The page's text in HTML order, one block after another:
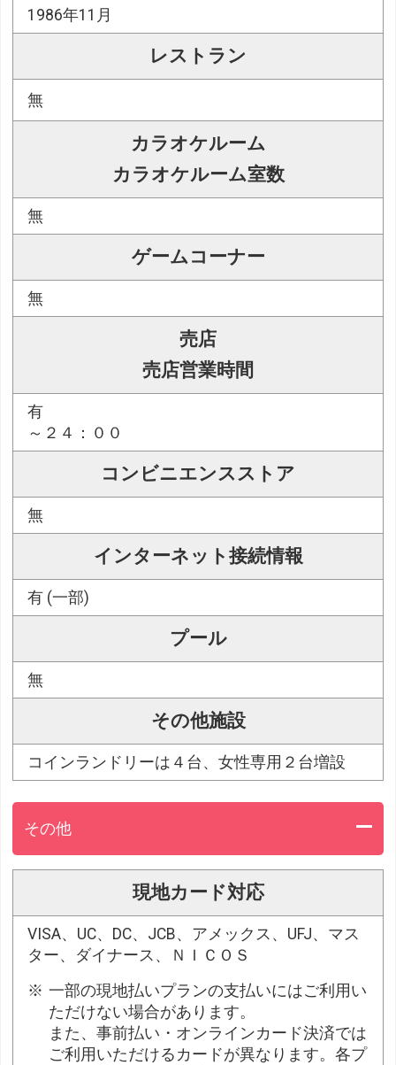
1986年11月
レストラン
無
カラオケルーム
カラオケルーム室数
無
ゲームコーナー
無
売店
売店営業時間
有
～２４：００
コンビニエンスストア
無
インターネット接続情報
有 (一部)
プール
無
その他施設
コインランドリーは４台、女性専用２台増設
その他
現地カード対応
VISA、UC、DC、JCB、アメックス、UFJ、マス
ター、ダイナース、ＮＩＣＯＳ
一部の現地払いプランの支払いにはご利用い
ただけない場合があります。
また、事前払い・オンラインカード決済では
ご利用いただけるカードが異なります。各プ